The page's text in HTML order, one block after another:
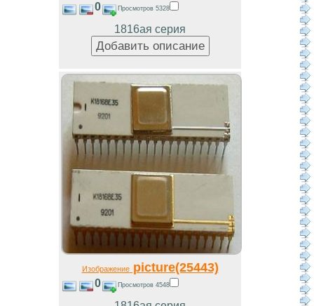
0 Просмотров 5328
1816ая серия
Изображениеpicture(25443)
0 Просмотров 4548